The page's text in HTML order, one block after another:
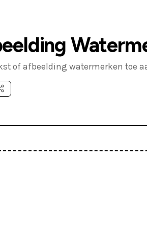
of afbeelding watermerken toe